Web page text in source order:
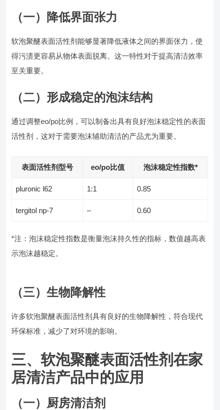
（一）降低界面张力
软泡聚醚表面活性剂能够显著降低液体之间的界面张力，使
得污渍更容易从物体表面脱离。这一特性对于提高清洁效率
至关重要。
（二）形成稳定的泡沫结构
通过调整eo/po比例，可以制备出具有良好泡沫稳定性的表面
活性剂，这对于需要泡沫辅助清洁的产品尤为重要。
表面活性剂型号 eo/po比值 泡沫稳定性指数*
pluronic l62 1:1 0.85
tergitol np-7 – 0.60
*注：泡沫稳定性指数是衡量泡沫持久性的指标，数值越高表
示泡沫越稳定。
（三）生物降解性
许多软泡聚醚表面活性剂具有良好的生物降解性，符合现代
环保标准，减少了对环境的影响。
三、软泡聚醚表面活性剂在家
居清洁产品中的应用
（一）厨房清洁剂